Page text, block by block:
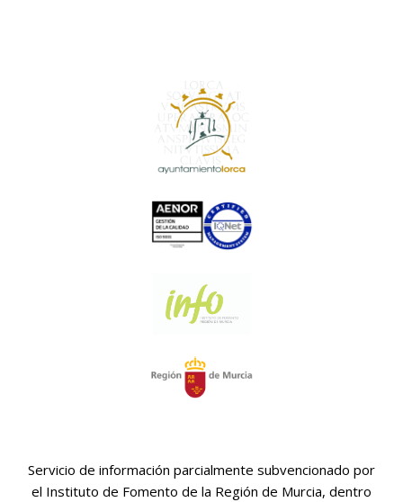
Servicio de información parcialmente subvencionado por
el Instituto de Fomento de la Región de Murcia, dentro